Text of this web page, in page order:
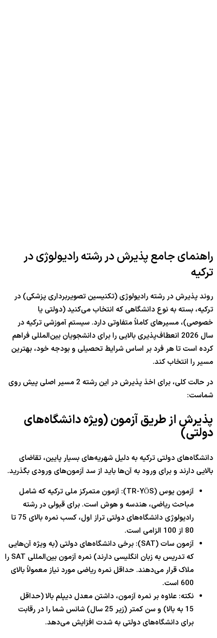
راهنمای جامع پذیرش در رشته رادیولوژی در
ترکیه
روند پذیرش در رشته رادیولوژی (تکنیسین تصویربرداری پزشکی) در
ترکیه، بسته به نوع دانشگاهی که انتخاب می‌کنید (دولتی یا
خصوصی)، مسیرهای کاملاً متفاوتی دارد. سیستم آموزشی ترکیه در
سال 2026 انعطاف‌پذیری بالایی را برای دانشجویان بین‌المللی فراهم
کرده است تا هر فرد بر اساس شرایط تحصیلی و بودجه خود، بهترین
مسیر را انتخاب کند.
در حالت کلی، برای اخذ پذیرش در این رشته 2 مسیر اصلی پیش روی
شماست:
پذیرش از طریق آزمون (ویژه دانشگاه‌های
دولتی)
دانشگاه‌های دولتی ترکیه به دلیل شهریه‌های بسیار پایین، تقاضای
بالایی دارند و برای ورود به آن‌ها باید از سد آزمون‌های ورودی بگذرید.
آزمون یوس (TR-YÖS): آزمون متمرکز ملی ترکیه که شامل
مباحث ریاضی، هندسه و هوش است. برای قبولی در رشته
رادیولوژی دانشگاه‌های دولتی تراز اول، کسب نمره بالای 75 تا
80 از 100 الزامی است.
آزمون سات (SAT): برخی دانشگاه‌های دولتی (به ویژه آن‌هایی
که تدریس به زبان انگلیسی دارند) نمره آزمون بین‌المللی SAT را
ملاک قرار می‌دهند. حداقل نمره ریاضی مورد نیاز معمولاً بالای
600 است.
نکته: علاوه بر نمره آزمون، داشتن معدل دیپلم بالا (حداقل
15 به بالا) و سن کمتر (زیر 25 سال) شانس شما را در رقابت
برای دانشگاه‌های دولتی به شدت افزایش می‌دهد.